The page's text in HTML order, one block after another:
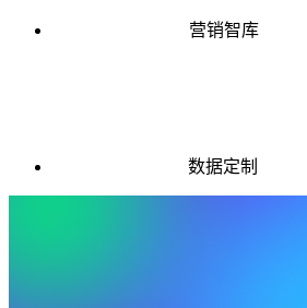
营销智库
数据定制